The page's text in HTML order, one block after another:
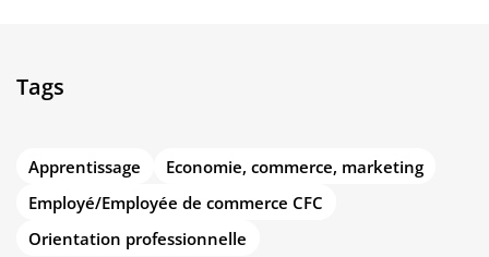
Tags
Apprentissage
Economie, commerce, marketing
Employé/Employée de commerce CFC
Orientation professionnelle